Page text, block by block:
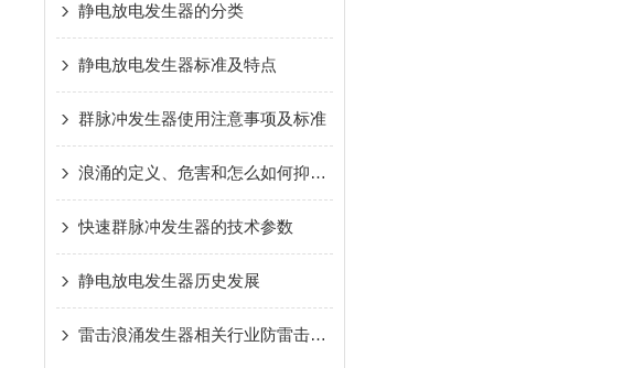
静电放电发生器的分类
静电放电发生器标准及特点
群脉冲发生器使用注意事项及标准
浪涌的定义、危害和怎么如何抑制浪涌
快速群脉冲发生器的技术参数
静电放电发生器历史发展
雷击浪涌发生器相关行业防雷击试验